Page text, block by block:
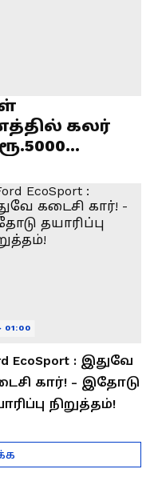
கலர்
EcoSport : இதுவே
கார்! - இதோடு
நிறுத்தம்!
01:00